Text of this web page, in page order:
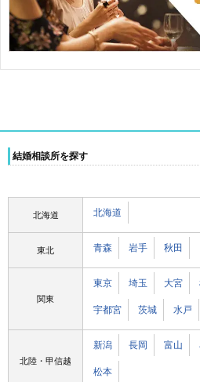
結婚相談所を探す
北海道 北海道
東北 青森 岩手 秋田
関東
東京 埼玉 大宮
宇都宮 茨城 水戸
北陸・甲信越
新潟 長岡 富山
松本